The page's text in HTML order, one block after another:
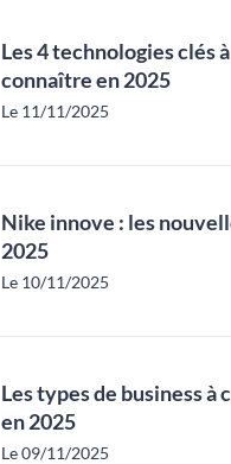
Les 4 technologies clés à
connaître en 2025
Le 11/11/2025
Nike innove : les
2025
Le 10/11/2025
Les types de business à
en 2025
Le 09/11/2025